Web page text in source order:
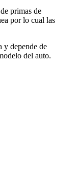
primas de
por lo cual las
y depende de
del auto.